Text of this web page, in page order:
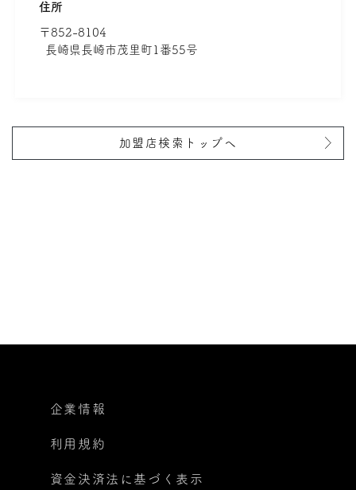
住所
〒852-8104
長崎県長崎市茂里町1番55号
加盟店検索トップへ
企業情報
利用規約
資金決済法に基づく表示